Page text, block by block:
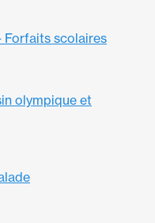
Forfaits scolaires
olympique et